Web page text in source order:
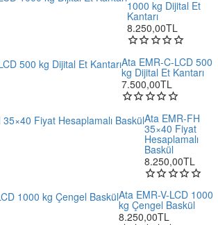
1000 kg Dijital Et
Kantarı
8.250,00TL
Ata EMR-C-LCD 500
kg Dijital Et Kantarı
7.500,00TL
Ata EMR-FH
35×40 Fiyat
Hesaplamalı
Baskül
8.250,00TL
Ata EMR-V-LCD 1000
kg Çengel Baskül
8.250,00TL